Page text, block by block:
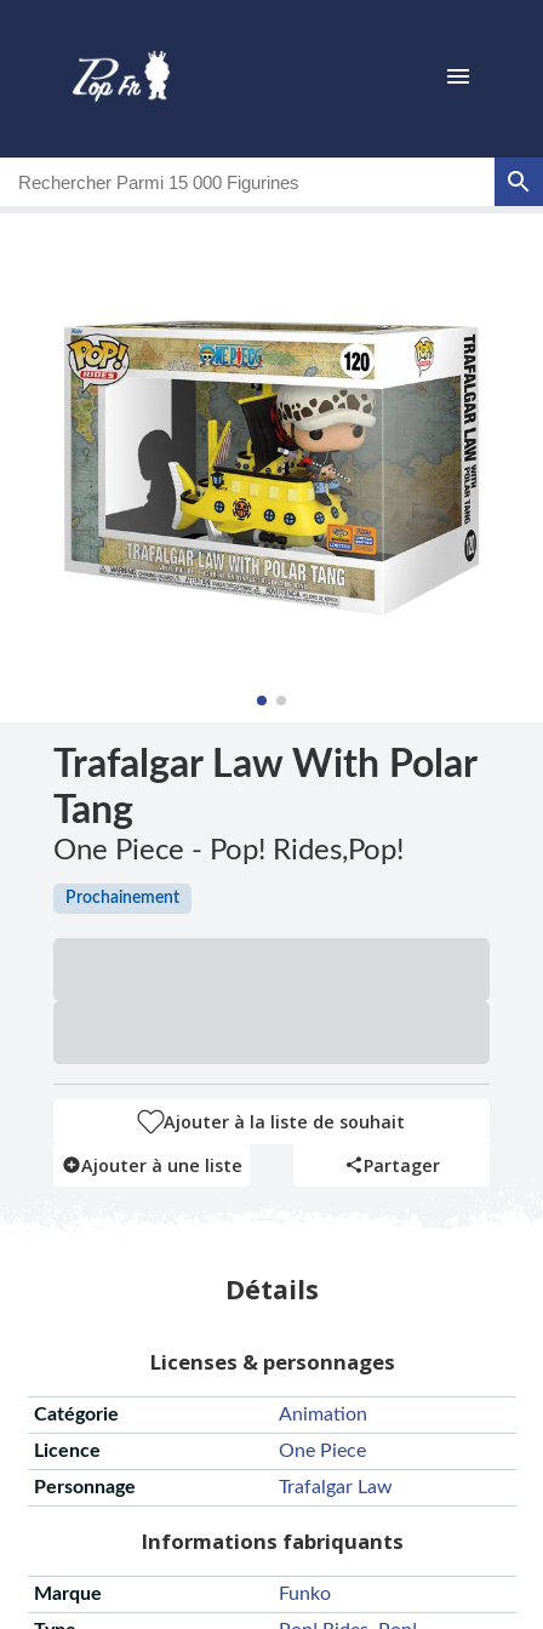
Trafalgar Law With Polar
Tang
One Piece - Pop! Rides,Pop!
Prochainement
Ajouter à la liste de souhait
Ajouter à une liste
Partager
Détails
Licenses & personnages
Catégorie
Animation
Licence
One Piece
Personnage
Trafalgar Law
Informations fabriquants
Marque
Funko